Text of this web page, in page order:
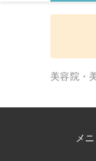
美容院・
メ